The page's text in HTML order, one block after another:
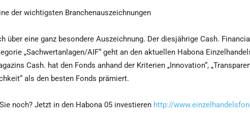
der wichtigsten Branchenauszeichnungen
über eine ganz besondere Auszeichnung. Der diesjährige Cash.
„Sachwertanlagen/AIF“ geht an den aktuellen Habona
Cash. hat den Fonds anhand der Kriterien „Innovation“,
als den besten Fonds prämiert.
noch? Jetzt in den Habona 05 investieren http://